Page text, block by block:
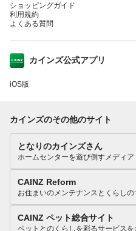
ショッピングガイド
利用規約
よくある質問
カインズ公式アプリ
iOS版
カインズのその他のサイト
となりのカインズさん
ホームセンターを遊び倒すメディア
CAINZ Reform
お住まいのメンテナンスとくらしの
CAINZ ペット総合サイト
ペットとのくらしを彩るサービスを